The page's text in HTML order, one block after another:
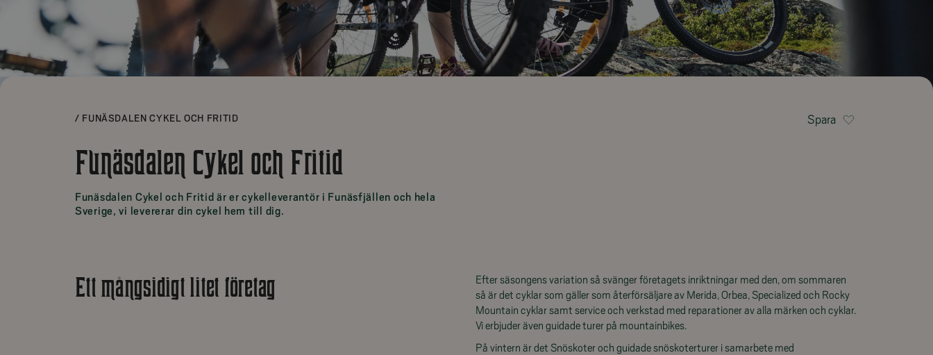
/ FUNÄSDALEN CYKEL OCH FRITID Spara
Funäsdalen Cykel och Fritid
Funäsdalen Cykel och Fritid är er cykelleverantör i Funäsfjällen och hela
Sverige, vi levererar din cykel hem till dig.
Ett mångsidigt litet företag
Efter säsongens variation så svänger företagets inriktningar med den, om sommaren
så är det cyklar som gäller som återförsäljare av Merida, Orbea, Specialized och Rocky
Mountain cyklar samt service och verkstad med reparationer av alla märken och cyklar.
Vi erbjuder även guidade turer på mountainbikes.
På vintern är det Snöskoter och guidade snöskoterturer i samarbete med